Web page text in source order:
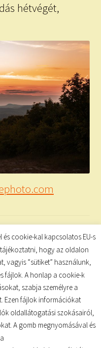
hétvégét,
,június,reggeli útravaló
cookie-kal kapcsolatos EU-s
hogy az oldalon
vagyis “sütiket” használunk,
fájlok. A honlap a cookie-k
szabja személyre a
Ezen fájlok információkat
oldallátogatási szokásairól,
A gomb megnyomásával és